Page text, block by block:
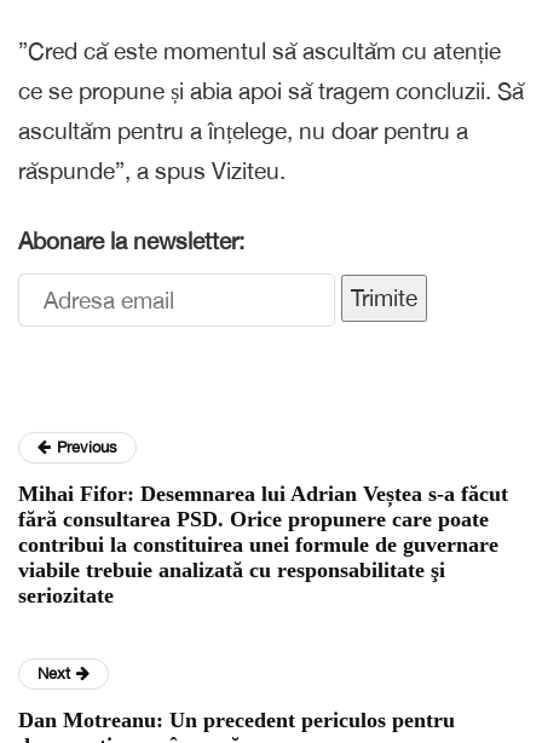
”Cred că este momentul să ascultăm cu atenție
ce se propune și abia apoi să tragem concluzii. Să
ascultăm pentru a înțelege, nu doar pentru a
răspunde”, a spus Viziteu.
Abonare la newsletter:
Trimite
Previous
Mihai Fifor: Desemnarea lui Adrian Veștea s-a făcut
fără consultarea PSD. Orice propunere care poate
contribui la constituirea unei formule de guvernare
viabile trebuie analizată cu responsabilitate şi
seriozitate
Next
Dan Motreanu: Un precedent periculos pentru